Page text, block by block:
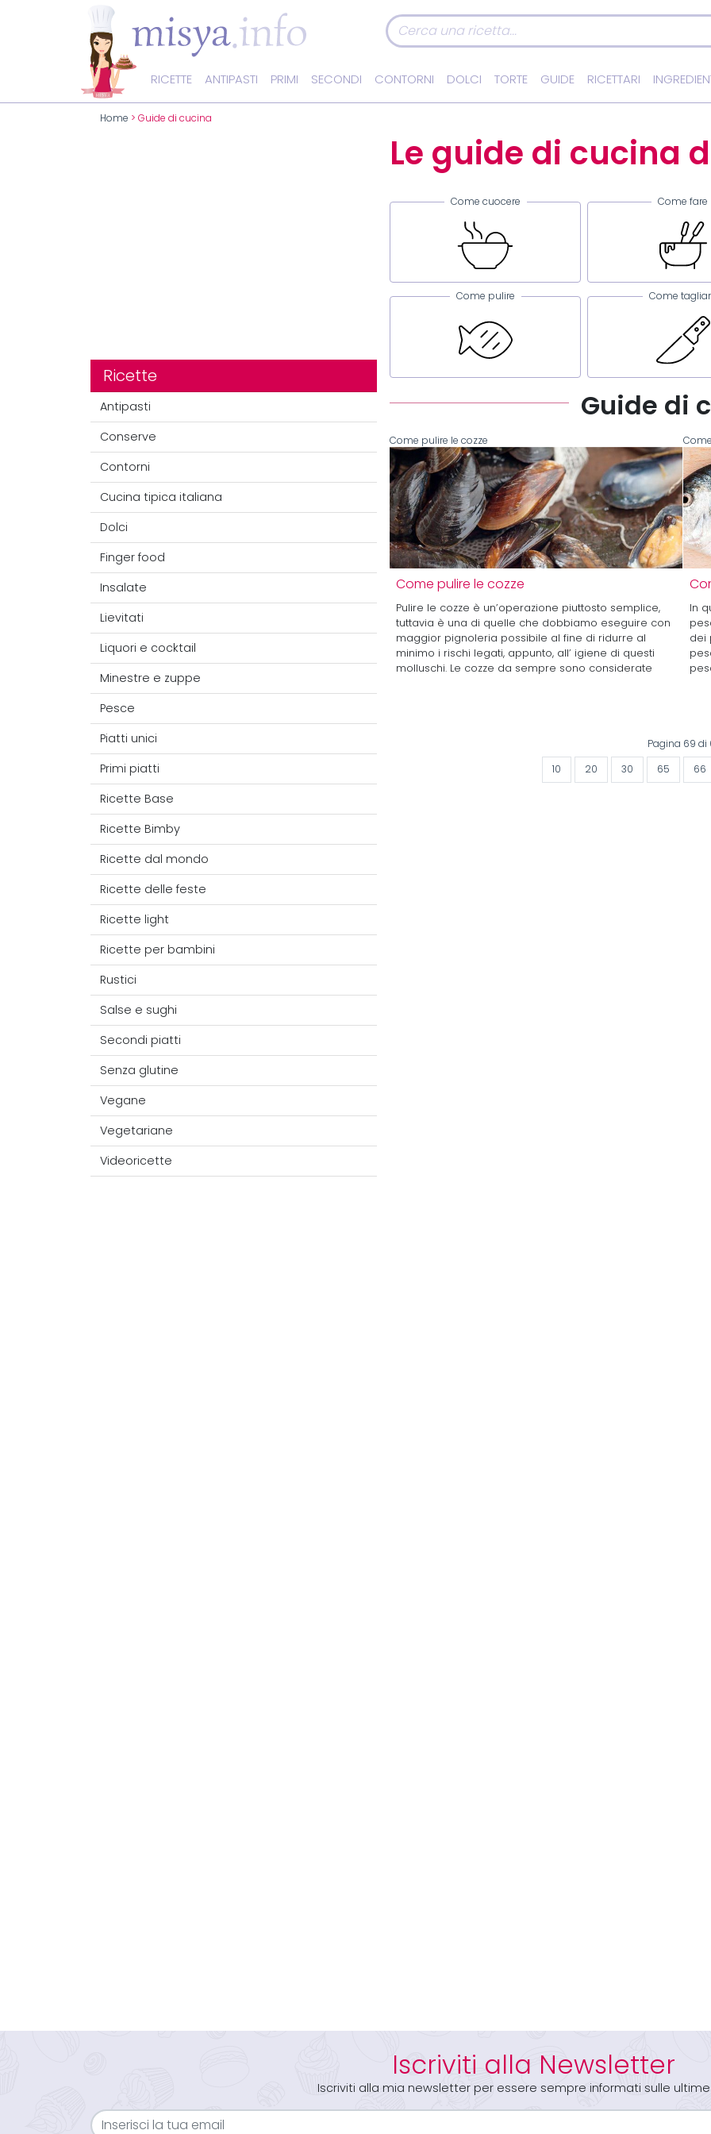
RICETTE ANTIPASTI PRIMI SECONDI CONTORNI DOLCI TORTE GUIDE RICETTARI
Home > Guide di cucina
Ricette
Antipasti
Conserve
Contorni
Cucina tipica italiana
Dolci
Finger food
Insalate
Lievitati
Liquori e cocktail
Minestre e zuppe
Pesce
Piatti unici
Primi piatti
Ricette Base
Ricette Bimby
Ricette dal mondo
Ricette delle feste
Ricette light
Ricette per bambini
Rustici
Salse e sughi
Secondi piatti
Senza glutine
Vegane
Vegetariane
Videoricette
Le guide di cucina
Come cuocere Come fare
Come pulire Come
Guide di
Come pulire le cozze
Come pulire le cozze
Pulire le cozze è un’operazione piuttosto semplice,
tuttavia è una di quelle che dobbiamo eseguire con
maggior pignoleria possibile al fine di ridurre al
minimo i rischi legati, appunto, all’ igiene di questi
molluschi. Le cozze da sempre sono considerate
In
dei
Pagina 69 di
10 20 30 65 66
Iscriviti alla Newsletter
Iscriviti alla mia newsletter per essere sempre informati sulle